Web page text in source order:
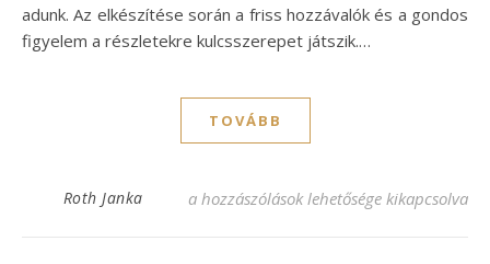
adunk. Az elkészítése során a friss hozzávalók és a gondos
figyelem a részletekre kulcsszerepet játszik.…
TOVÁBB
Roth Janka Pho leves recept – Az ízek varázslatos
a hozzászólások lehetősége kikapcsolva